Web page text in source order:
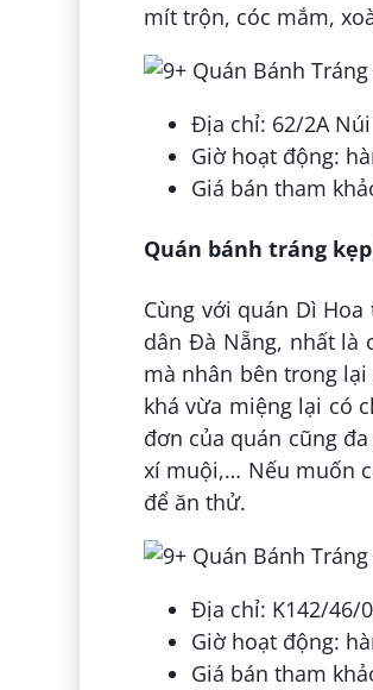
mít trộn, cóc mắm,
Địa chỉ: 62/2A
Giờ hoạt động:
Giá bán tham
Quán bánh tráng
Cùng với quán Dì
dân Đà Nẵng, nhất là
mà nhân bên trong
khá vừa miệng lại có
đơn của quán cũng
xí muội,… Nếu muốn
để ăn thử.
Địa chỉ: K142/46/
Giờ hoạt động:
Giá bán tham